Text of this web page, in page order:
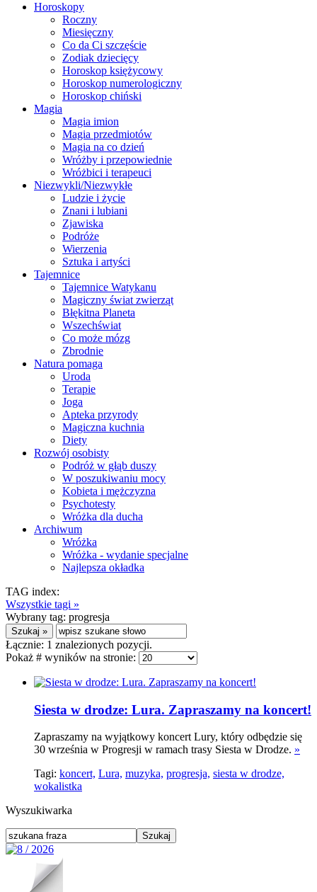
Horoskopy
Roczny
Miesięczny
Co da Ci szczęście
Zodiak dziecięcy
Horoskop księżycowy
Horoskop numerologiczny
Horoskop chiński
Magia
Magia imion
Magia przedmiotów
Magia na co dzień
Wróżby i przepowiednie
Wróżbici i terapeuci
Niezwykli/Niezwykłe
Ludzie i życie
Znani i lubiani
Zjawiska
Podróże
Wierzenia
Sztuka i artyści
Tajemnice
Tajemnice Watykanu
Magiczny świat zwierząt
Błękitna Planeta
Wszechświat
Co może mózg
Zbrodnie
Natura pomaga
Uroda
Terapie
Joga
Apteka przyrody
Magiczna kuchnia
Diety
Rozwój osobisty
Podróż w głąb duszy
W poszukiwaniu mocy
Kobieta i mężczyzna
Psychotesty
Wróżka dla ducha
Archiwum
Wróżka
Wróżka - wydanie specjalne
Najlepsza okładka
TAG index:
Wszystkie tagi »
Wybrany tag: progresja
Łącznie: 1 znalezionych pozycji.
Pokaż # wyników na stronie:
Siesta w drodze: Lura. Zapraszamy na koncert!
Zapraszamy na wyjątkowy koncert Lury, który odbędzie się
30 września w Progresji w ramach trasy Siesta w Drodze. »
Tagi: koncert, Lura, muzyka, progresja, siesta w drodze,
wokalistka
Wyszukiwarka